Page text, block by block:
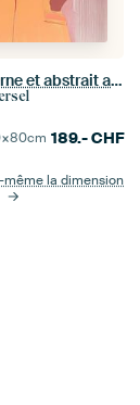
Portrait moderne et abstrait aux accents de néon
cm 189.-CHF
même la dimension